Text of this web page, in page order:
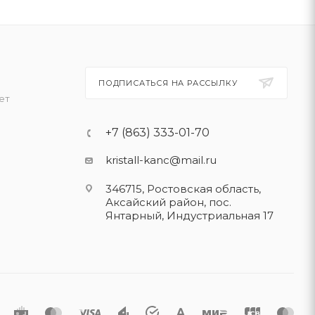
ПОДПИСАТЬСЯ НА РАССЫЛКУ
+7 (863) 333-01-70
kristall-kanc@mail.ru
346715, Ростовская область​,
Аксайский район, пос.
Янтарный, Индустриальная 17